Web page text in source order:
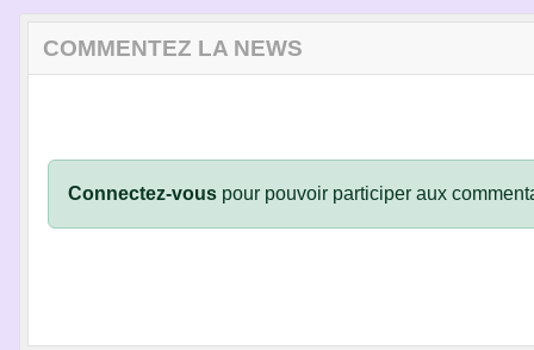
COMMENTEZ LA NEWS
Connectez-vous pour pouvoir participer aux